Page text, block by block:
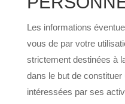
Les informations
vous de par votre
strictement destinées à
dans le but de
intéressées par ses